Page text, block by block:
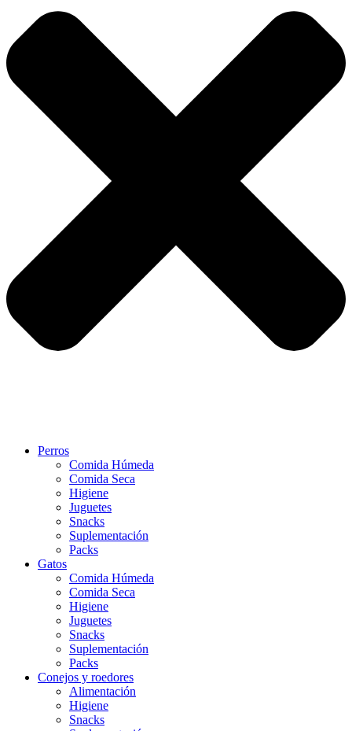
Perros
Comida Húmeda
Comida Seca
Higiene
Juguetes
Snacks
Suplementación
Packs
Gatos
Comida Húmeda
Comida Seca
Higiene
Juguetes
Snacks
Suplementación
Packs
Conejos y roedores
Alimentación
Higiene
Snacks